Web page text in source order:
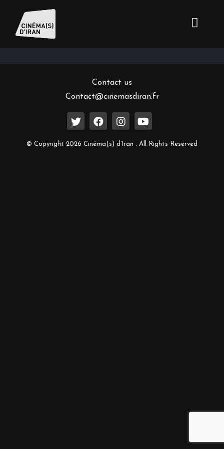
Inscrivez-vous à notre newsletter
Contact us
Contact@cinemasdiran.fr
© Copyright 2026 Cinéma(s) d’Iran . All Rights Reserved